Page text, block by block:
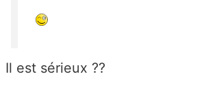
Il est sérieux ??